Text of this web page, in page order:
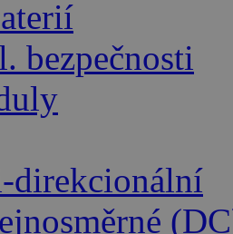
bezpečnosti
direkcionální